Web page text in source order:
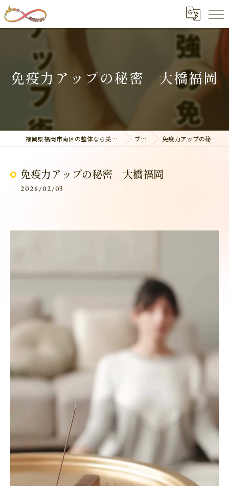
免疫力アップの秘密 大橋福岡
福岡県福岡市南区の整体なら美容整骨サロン plume ブログ 免疫力アップの秘密 大橋福岡
免疫力アップの秘密 大橋福岡
2026/02/03